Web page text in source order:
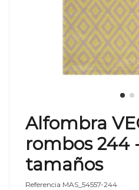
Alfombra
rombos 244
tamaños
Referencia MAS_54557-244